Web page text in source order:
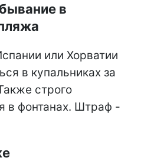
в
или Хорватии
в купальниках за
строго
в фонтанах. Штраф -